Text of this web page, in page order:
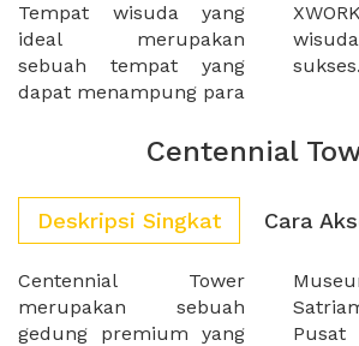
Tempat wisuda yang
ideal merupakan
sebuah tempat yang
dapat menampung para
XWORK dan buat
wisuda Anda menjadi
sukses.
Centennial
Deskripsi Singkat Cara
Centennial Tower
merupakan sebuah
gedung premium yang
Museum
Satriamandala, Kantor
Pusat Direktorat